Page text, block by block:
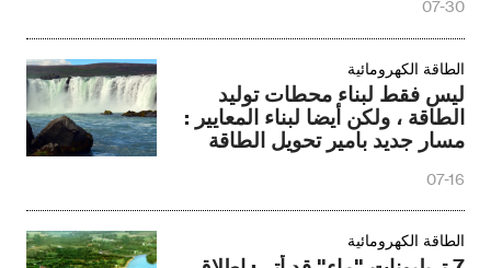
07-30
الطاقة الكهرومائية
ليس فقط لبناء محطات توليد
الطاقة ، ولكن أيضا لبناء المعايير :
مسار جديد بامير تحويل الطاقة
07-16
الطاقة الكهرومائية